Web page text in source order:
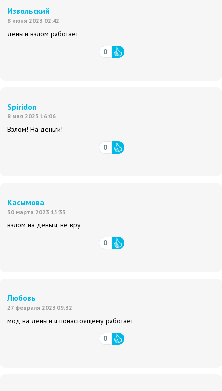
Извольский
8 июня 2023 02:42
деньги взлом работает
0
Spiridon
8 мая 2023 16:06
Взлом! На деньги!
0
Касымова
30 марта 2023 15:33
взлом на деньги, не вру
0
Любовь
27 февраля 2023 09:32
мод на деньги и понастоящему работает
0